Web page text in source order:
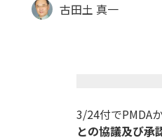
古田土 真一
3/24付でPMDA
との協議及び